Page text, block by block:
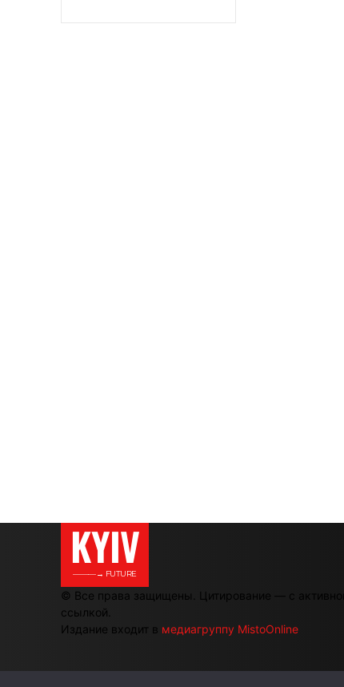
KYIV
———→ FUTURE
© Все права защищены. Цитирование — с активной
ссылкой.
Издание входит в медиагруппу MistoOnline